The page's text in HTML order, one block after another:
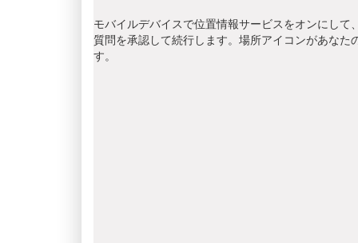
モバイルデバイスで位置情報サービスをオンにし
質問を承認して続行します。場所アイコンがあな
す。